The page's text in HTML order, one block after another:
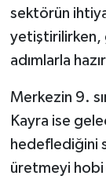
sektörün
yetiştirilirken,
adımlarla
Merkezin 9.
Kayra ise
hedeflediğini
üretmeyi